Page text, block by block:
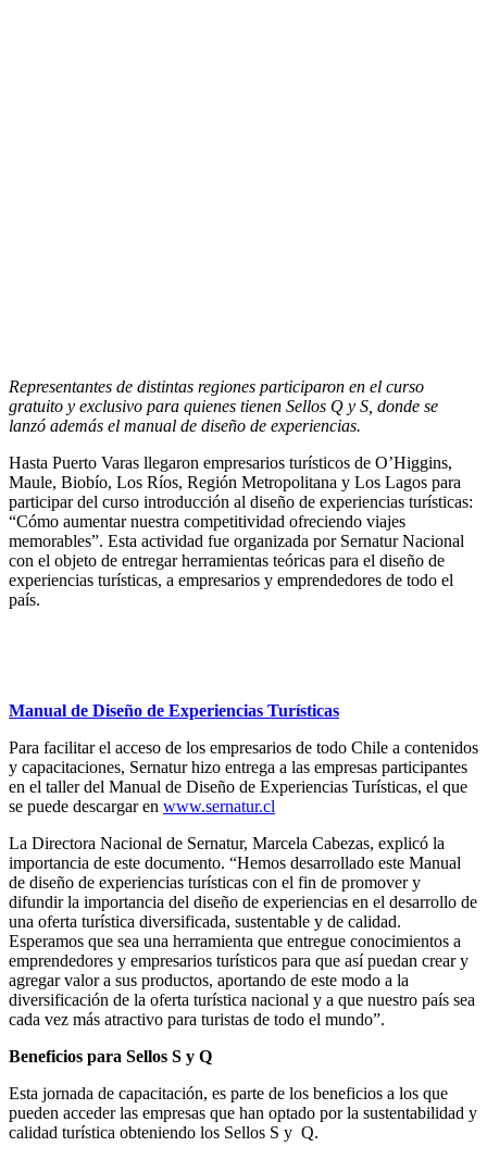
Representantes de distintas regiones participaron en el curso
gratuito y exclusivo para quienes tienen Sellos Q y S, donde se
lanzó además el manual de diseño de experiencias.
Hasta Puerto Varas llegaron empresarios turísticos de O’Higgins,
Maule, Biobío, Los Ríos, Región Metropolitana y Los Lagos para
participar del curso introducción al diseño de experiencias turísticas:
“Cómo aumentar nuestra competitividad ofreciendo viajes
memorables”. Esta actividad fue organizada por Sernatur Nacional
con el objeto de entregar herramientas teóricas para el diseño de
experiencias turísticas, a empresarios y emprendedores de todo el
país.
Manual de Diseño de Experiencias Turísticas
Para facilitar el acceso de los empresarios de todo Chile a contenidos
y capacitaciones, Sernatur hizo entrega a las empresas participantes
en el taller del Manual de Diseño de Experiencias Turísticas, el que
se puede descargar en www.sernatur.cl
La Directora Nacional de Sernatur, Marcela Cabezas, explicó la
importancia de este documento. “Hemos desarrollado este Manual
de diseño de experiencias turísticas con el fin de promover y
difundir la importancia del diseño de experiencias en el desarrollo de
una oferta turística diversificada, sustentable y de calidad.
Esperamos que sea una herramienta que entregue conocimientos a
emprendedores y empresarios turísticos para que así puedan crear y
agregar valor a sus productos, aportando de este modo a la
diversificación de la oferta turística nacional y a que nuestro país sea
cada vez más atractivo para turistas de todo el mundo”.
Beneficios para Sellos S y Q
Esta jornada de capacitación, es parte de los beneficios a los que
pueden acceder las empresas que han optado por la sustentabilidad y
calidad turística obteniendo los Sellos S y Q.